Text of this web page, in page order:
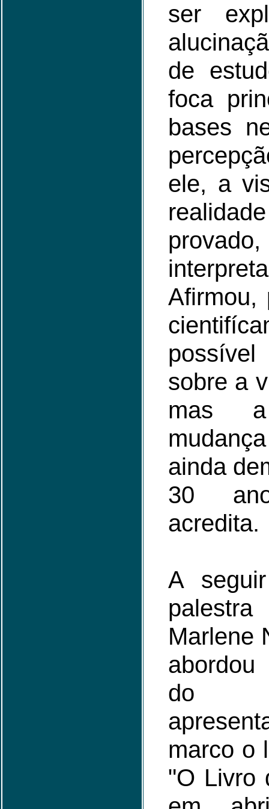
ser
de
foca
bases
ele, a
Afirmou,
sobre a
mas a
ainda
30
acredita.
A
Marlene
do
marco o
"O Livro